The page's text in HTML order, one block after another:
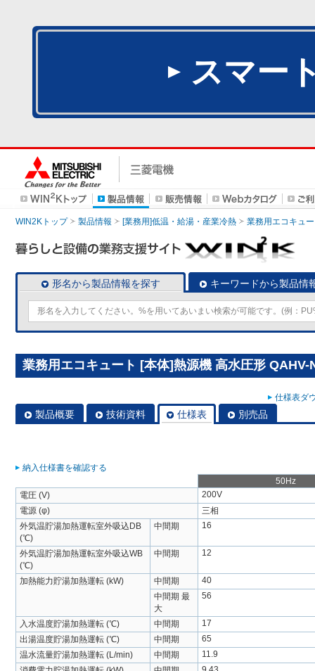
スマー
WIN2Kトップ 製品情報 [業務用]低温・給湯・産業冷熱 業務用エコキュ
形名から製品情報を探す キーワードから製品情
業務用エコキュート [本体]熱源機 高水圧形 QAHV-
仕様表ダ
製品概要 技術資料 仕様表 別売品
納入仕様書を確認する
50Hz
電圧 (V)
200V
電源 (φ)
三相
外気温貯湯加熱運転室外吸込DB
(℃)
中間期 16
外気温貯湯加熱運転室外吸込WB
(℃)
中間期 12
加熱能力貯湯加熱運転 (kW) 中間期
40
中間期 最
大
56
入水温度貯湯加熱運転 (℃) 中間期
17
出湯温度貯湯加熱運転 (℃)
中間期
65
温水流量貯湯加熱運転 (L/min)
中間期
11.9